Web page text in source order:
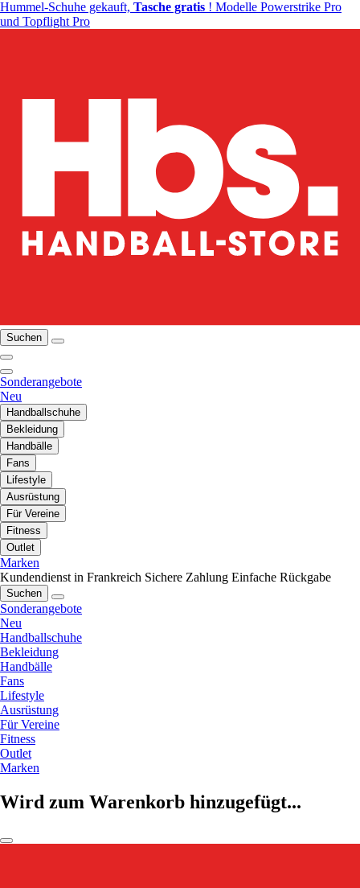
Hummel-Schuhe gekauft, Tasche gratis ! Modelle Powerstrike Pro
und Topflight Pro
Suchen
Sonderangebote
Neu
Handballschuhe
Bekleidung
Handbälle
Fans
Lifestyle
Ausrüstung
Für Vereine
Fitness
Outlet
Marken
Kundendienst in Frankreich Sichere Zahlung Einfache Rückgabe
Suchen
Sonderangebote
Neu
Handballschuhe
Bekleidung
Handbälle
Fans
Lifestyle
Ausrüstung
Für Vereine
Fitness
Outlet
Marken
Wird zum Warenkorb hinzugefügt...